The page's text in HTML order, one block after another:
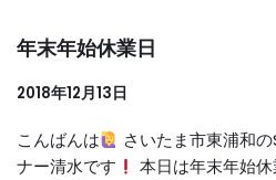
年末年始休業日
2018年12月13日
こんばんは
さいたま市東浦和
ナー清水です
本日は年末年始